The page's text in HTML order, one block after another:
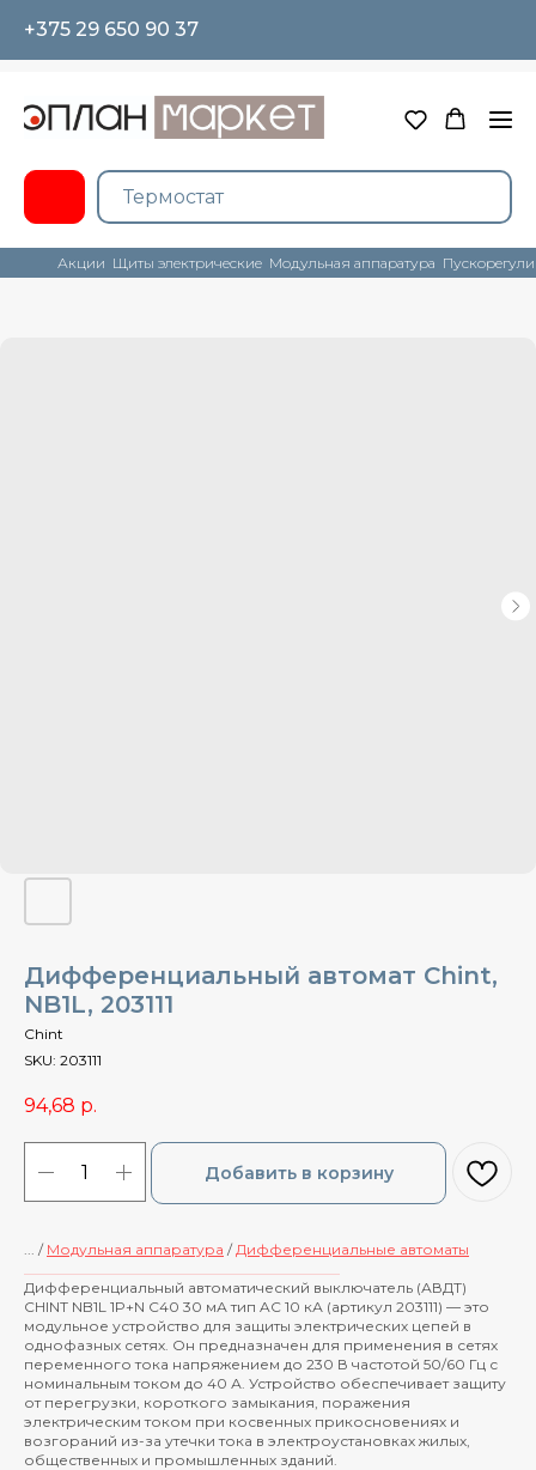
+375 29 650 90 37
Акции Щиты электрические Модульная аппаратура
Дифференциальный автомат Chint,
NB1L, 203111
Chint
SKU: 203111
94,68 р.
Добавить в корзину
... / Модульная аппаратура / Дифференциальные автоматы
Дифференциальный автоматический выключатель (АВДТ)
CHINT NB1L 1P+N C40 30 мА тип AC 10 кА (артикул 203111) — это
модульное устройство для защиты электрических цепей в
однофазных сетях. Он предназначен для применения в сетях
переменного тока напряжением до 230 В частотой 50/60 Гц с
номинальным током до 40 А. Устройство обеспечивает защиту
от перегрузки, короткого замыкания, поражения
электрическим током при косвенных прикосновениях и
возгораний из-за утечки тока в электроустановках жилых,
общественных и промышленных зданий.